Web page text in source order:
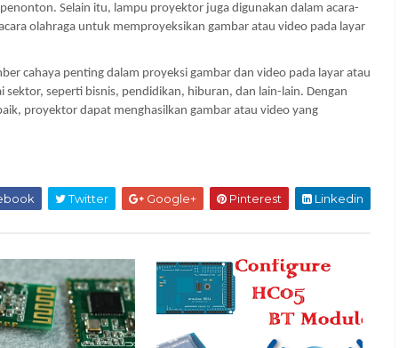
Selain itu, lampu proyektor juga digunakan dalam acara-
olahraga untuk memproyeksikan gambar atau video pada layar
cahaya penting dalam proyeksi gambar dan video pada layar atau
seperti bisnis, pendidikan, hiburan, dan lain-lain. Dengan
proyektor dapat menghasilkan gambar atau video yang
Twitter Google+ Pinterest Linkedin